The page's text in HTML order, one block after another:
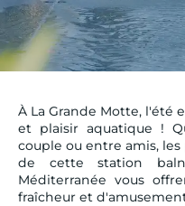
À La Grande Motte, l'été
et plaisir aquatique !
couple ou entre amis,
de cette station
Méditerranée vous
fraîcheur et